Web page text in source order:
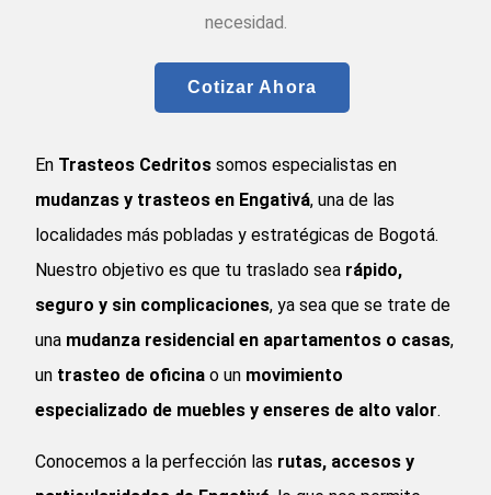
necesidad.
Cotizar Ahora
En Trasteos Cedritos somos especialistas en
mudanzas y trasteos en Engativá, una de las
localidades más pobladas y estratégicas de Bogotá.
Nuestro objetivo es que tu traslado sea rápido,
seguro y sin complicaciones, ya sea que se trate de
una mudanza residencial en apartamentos o casas,
un trasteo de oficina o un movimiento
especializado de muebles y enseres de alto valor.
Conocemos a la perfección las rutas, accesos y